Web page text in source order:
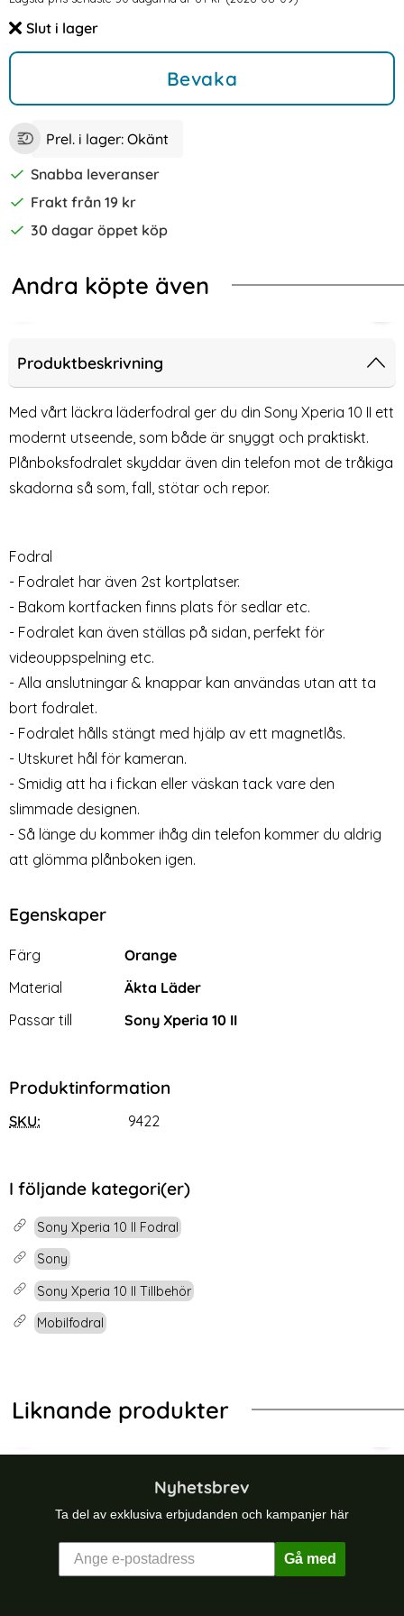
Tillgänglighet:
Slut i lager
Bevaka
Prel. i lager: Okänt
Snabba leveranser
Frakt från 19 kr
30 dagar öppet köp
Andra köpte även
Färg! (Svart)
10 II - Plånboksfodral I Äkta Läder - Välj Färg! (Svart)
Sony Xperia 10 II -
(Ljus Blå)
Art. nr 9509
rea pris
79 krtidigare pris
199 kr Välj ...
Sony Xperia 10 II - Plånboksfodral
Sony Xperia 10 II - Äkta Läder
Art. nr 8855
rea pris
149 kr
Snart slutsåld!
Sony Xperia 10 II - Äkta
Produktbeskrivning
Med vårt läckra läderfodral ger du din Sony Xperia 10 II ett
modernt utseende, som både är snyggt och praktiskt.
Plånboksfodralet skyddar även din telefon mot de tråkiga
skadorna så som, fall, stötar och repor.
Fodral
- Fodralet har även 2st kortplatser.
- Bakom kortfacken finns plats för sedlar etc.
- Fodralet kan även ställas på sidan, perfekt för
videouppspelning etc.
- Alla anslutningar & knappar kan användas utan att ta
bort fodralet.
- Fodralet hålls stängt med hjälp av ett magnetlås.
- Utskuret hål för kameran.
- Smidig att ha i fickan eller väskan tack vare den
slimmade designen.
- Så länge du kommer ihåg din telefon kommer du aldrig
att glömma plånboken igen.
Egenskaper
Egenskaper/attribut för denna produkt
Attribut
Färg
Orange
Material
Äkta Läder
Passar till
Sony Xperia 10 II
Produktinformation
SKU: 9422
I följande kategori(er)
Sony Xperia 10 II Fodral
Sony
Sony Xperia 10 II Tillbehör
Mobilfodral
Liknande produkter
Galaxy A52 / A52s - Plånboksfodral I Äkta Läder - Lila
Sony Xperia 10 II - Plånboksfodral
Nyhetsbrev
Ta del av exklusiva erbjudanden och kampanjer här
Gå med